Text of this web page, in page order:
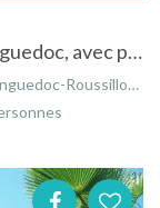
Chambre d'hôtes "La Cadelle", en Languedoc, avec piscine, pour 2 pers., aux portes de Montpellier
Occitanie, France